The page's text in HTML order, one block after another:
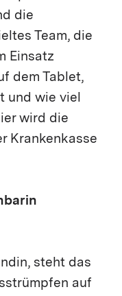
die
Team, die
Einsatz
dem Tablet,
und wie viel
wird die
Krankenkasse
steht das
auf